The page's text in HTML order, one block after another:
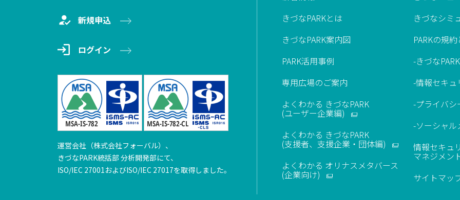
新規申込
ログイン
運営会社（株式会社フォーバル）、
きづなPARK統括部 分析開発部にて、
ISO/IEC 27001およびISO/IEC 27017を取得しました。
きづなPARKとは
きづなPARK案内図
PARK活用事例
専用広場のご案内
よくわかる きづなPARK
(ユーザー企業編)
よくわかる きづなPARK
(支援者、支援企業・団体編)
よくわかる オリナスメタバース
​(企業向け)
きづなシミ
PARKの規
-きづな
-情報セキュ
-プライバシ
-ソーシャル
情報セキュ
マネジメン
サイトマッ